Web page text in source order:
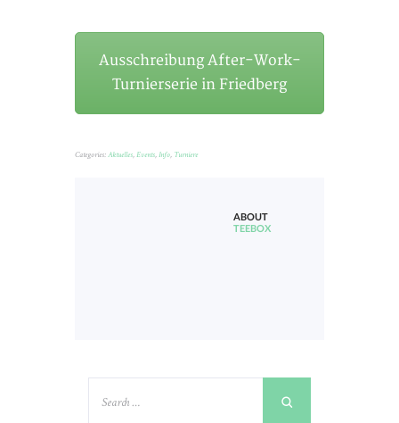
Ausschreibung After-Work-
Turnierserie in Friedberg
Categories: Aktuelles, Events, Info, Turniere
ABOUT
TEEBOX